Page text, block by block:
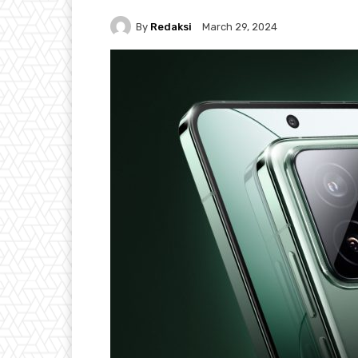
By Redaksi March 29, 2024